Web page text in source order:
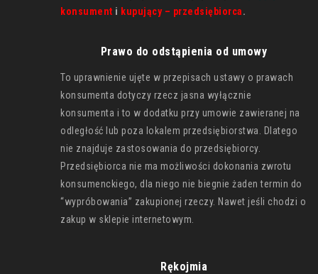
konsument i kupujący – przedsiębiorca.
Prawo do odstąpienia od umowy
To uprawnienie ujęte w przepisach ustawy o prawach
konsumenta dotyczy rzecz jasna wyłącznie
konsumenta i to w dodatku przy umowie zawieranej na
odległość lub poza lokalem przedsiębiorstwa. Dlatego
nie znajduje zastosowania do przedsiębiorcy.
Przedsiębiorca nie ma możliwości dokonania zwrotu
konsumenckiego, dla niego nie biegnie żaden termin do
“wypróbowania” zakupionej rzeczy. Nawet jeśli chodzi o
zakup w sklepie internetowym.
Rękojmia